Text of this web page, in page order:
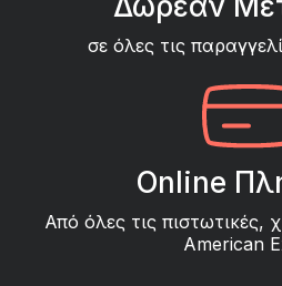
σε όλες τις
Online
Από όλες τις πιστωτικές,
American